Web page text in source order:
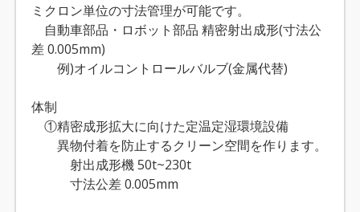
ミクロン単位の寸法管理が可能です。
自動車部品・ロボット部品 精密射出成形(寸法公
差 0.005mm)
例)オイルコントロールバルブ(金属代替)
体制
①精密成形拡大に向けた定温定湿環境設備
異物付着を防止するクリーン空間を作ります。
射出成形機 50t~230t
寸法公差 0.005mm